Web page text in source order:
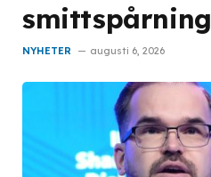
smittspårning
NYHETER augusti 6, 2026